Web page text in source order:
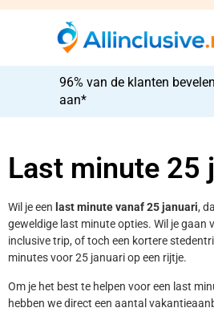
96% van de klanten
aan*
Last minute 25
Wil je een last minute vanaf 25 januari,
geweldige last minute opties. Wil je gaan
inclusive trip, of toch een kortere
minutes voor 25 januari op een rijtje.
Om je het best te helpen voor een last
hebben we direct een aantal